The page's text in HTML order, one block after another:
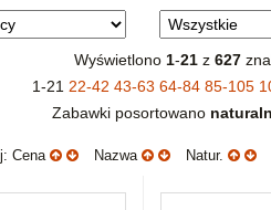
Wyświetlono 1-21z 627
1-21 22-42 43-63 64-84 85-105
Zabawki posortowano
Cena Nazwa Natur.